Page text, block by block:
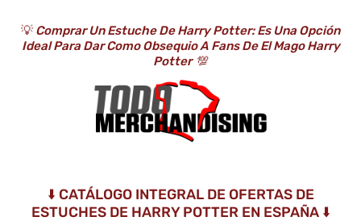
💡 Comprar Un Estuche De Harry Potter: Es Una Opción
Ideal Para Dar Como Obsequio A Fans De El Mago Harry
Potter 💯
⬇️ CATÁLOGO INTEGRAL DE OFERTAS DE
ESTUCHES DE HARRY POTTER EN ESPAÑA ⬇️